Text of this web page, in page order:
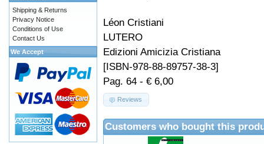
Léon Cristiani
LUTERO
Edizioni Amicizia Cristiana
[ISBN-978-88-89757-38-3]
Pag. 64 - € 6,00
Reviews
Customers who bought this
Shipping & Returns
Privacy Notice
Conditions of Use
Contact Us
We Accept